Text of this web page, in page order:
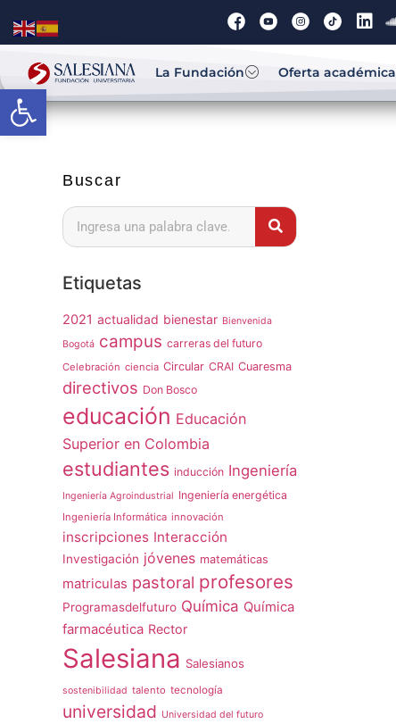
Abrir barra de herramientas
La Fundación Oferta académica
Buscar
Etiquetas
2021 actualidad bienestar Bienvenida
Bogotá campus carreras del futuro
Celebración ciencia Circular CRAI Cuaresma
directivos Don Bosco
educación Educación
Superior en Colombia
estudiantes inducción Ingeniería
Ingeniería Agroindustrial Ingeniería energética
Ingeniería Informática innovación
inscripciones Interacción
Investigación jóvenes matemáticas
matriculas pastoral profesores
Programasdelfuturo Química Química
farmacéutica Rector
Salesiana Salesianos
sostenibilidad talento tecnología
universidad Universidad del futuro